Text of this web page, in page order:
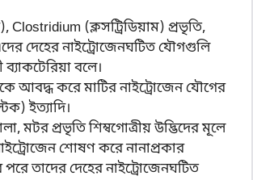
(ক্লসট্রিডিয়াম) প্রভৃতি,
দেহের নাইট্রোজেনঘটিত যৌগগুলি
বলে।
আবদ্ধ করে মাটির নাইট্রোজেন যৌগের
ইত্যাদি।
মটর প্রভৃতি শিম্বগোত্রীয় উদ্ভিদের মূলে
শোষণ করে নানাপ্রকার
তাদের দেহের নাইট্রোজেনঘটিত